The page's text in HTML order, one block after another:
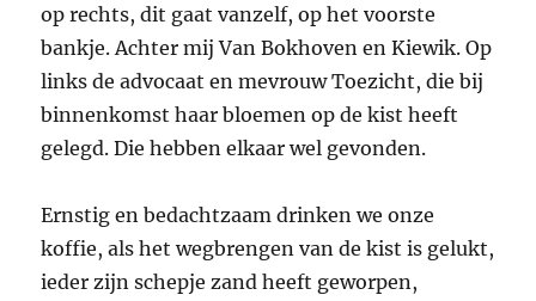
op rechts, dit gaat vanzelf, op het voorste
bankje. Achter mij Van Bokhoven en Kiewik. Op
links de advocaat en mevrouw Toezicht, die bij
binnenkomst haar bloemen op de kist heeft
gelegd. Die hebben elkaar wel gevonden.
Ernstig en bedachtzaam drinken we onze
koffie, als het wegbrengen van de kist is gelukt,
ieder zijn schepje zand heeft geworpen,